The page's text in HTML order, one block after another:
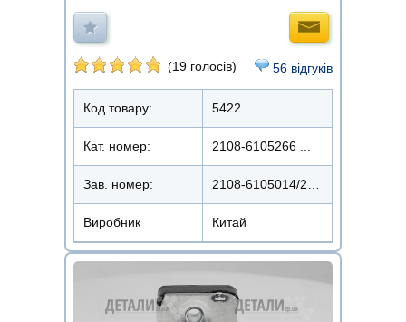
(19 голосів) 56 відгуків
Код товару: 5422
Кат. номер: 2108-6105266 ...
Зав. номер: 2108-6105014/2170-6105014/15
Виробник Китай